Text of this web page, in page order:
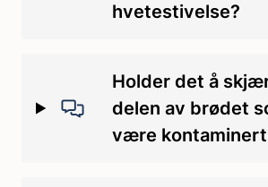
hvetestivelse?
Holder det å
delen av brødet
være